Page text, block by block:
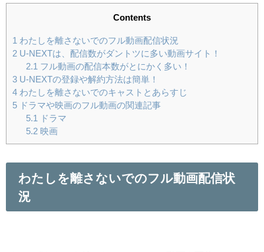
Contents
1 わたしを離さないでのフル動画配信状況
2 U-NEXTは、配信数がダントツに多い動画サイト！
2.1 フル動画の配信本数がとにかく多い！
3 U-NEXTの登録や解約方法は簡単！
4 わたしを離さないでのキャストとあらすじ
5 ドラマや映画のフル動画の関連記事
5.1
ドラマ
5.2映画
わたしを離さないでのフル動画配信状
況